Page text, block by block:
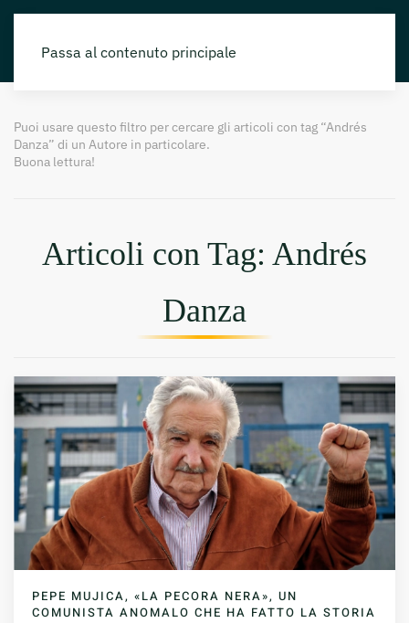
Passa al contenuto principale
Puoi usare questo filtro per cercare gli articoli con tag “Andrés
Danza” di un Autore in particolare.
Buona lettura!
Articoli con Tag: Andrés
Danza
PEPE MUJICA, «LA PECORA NERA», UN
COMUNISTA ANOMALO CHE HA FATTO LA STORIA